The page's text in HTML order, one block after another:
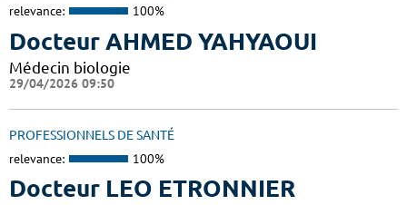
relevance: 100%
Docteur AHMED YAHYAOUI
Médecin biologie
29/04/2026 09:50
PROFESSIONNELS DE SANTÉ
relevance: 100%
Docteur LEO ETRONNIER